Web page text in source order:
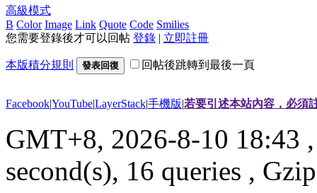
高級模式
B Color Image Link Quote Code Smilies
您需要登錄後才可以回帖 登錄 | 立即註冊
本版積分規則 發表回復 回帖後跳轉到最後一頁
Facebook|YouTube|LayerStack|手機版|若要引述本站內容，必須
GMT+8, 2026-8-10 18:43
second(s), 16 queries ,